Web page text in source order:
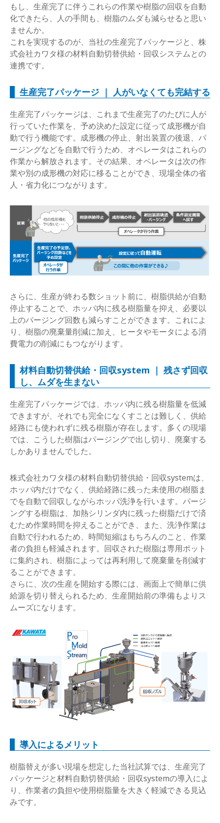
もし、生産完了に伴うこれらの作業や樹脂の回収を自動
化できたら、人の手間も、樹脂のムダも減らせると思い
ませんか。
これを実現するのが、当社の生産完了パッケージと、株
式会社カワタ様の材料自動切替供給・回収システムとの
連携です。
生産完了パッケージ ｜ 人がいなくても完結する
生産完了パッケージは、これまで生産完了のたびに人が
行っていた作業を、予め決めた設定に従って成形機が自
動で行う機能です。成形機の停止、射出装置の後退、パ
ージングなどを自動で行うため、オペレータはこれらの
作業から解放されます。その結果、オペレータは次の作
業や別の成形機の対応に移ることができ、現場全体の省
人・省力化につながります。
さらに、生産が終わる数ショット前に、樹脂供給が自動
停止することで、ホッパ内に残る樹脂量を抑え、必要以
上のパージング回数も減らすことができます。これによ
り、樹脂の廃棄量削減に加え、ヒータやモータによる消
費電力の削減にもつながります。
材料自動切替供給・回収system ｜ 残さず回収
し、ムダを生まない
生産完了パッケージでは、ホッパ内に残る樹脂量を低減
できますが、それでも完全になくすことは難しく、供給
経路にも使われずに残る樹脂が存在します。多くの現場
では、こうした樹脂はパージングで出し切り、廃棄する
しかありませんでした。
株式会社カワタ様の材料自動切替供給・回収systemは、
ホッパ内だけでなく、供給経路に残った未使用の樹脂ま
でを自動で回収しながらホッパ洗浄を行います。パージ
ングする樹脂は、加熱シリンダ内に残った樹脂だけで済
むため作業時間を抑えることができ、また、洗浄作業は
自動で行われるため、時間短縮はもちろんのこと、作業
者の負担も軽減されます。回収された樹脂は専用ポット
に集約され、樹脂によっては再利用して廃棄量を削減す
ることができます。
さらに、次の生産を開始する際には、画面上で簡単に供
給源を切り替えられるため、生産開始前の準備もよりス
ムーズになります。
導入によるメリット
樹脂替えが多い現場を想定した当社試算では、生産完了
パッケージと材料自動切替供給・回収systemの導入によ
り、作業者の負担や使用樹脂量を大きく軽減できる見込
みです。